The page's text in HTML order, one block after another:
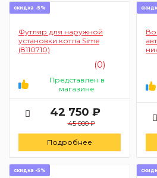
скидка -5%
Футляр для наружной
установки котла Sime
(8110710)
(0)
Представлен в
магазине
42 750 ₽
45 000 ₽
Подробнее
скидка -5%